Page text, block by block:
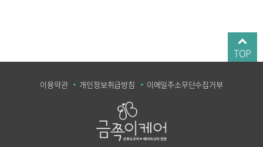
이용약관 개인정보취급방침 이메일주소무단수집거부
TOP